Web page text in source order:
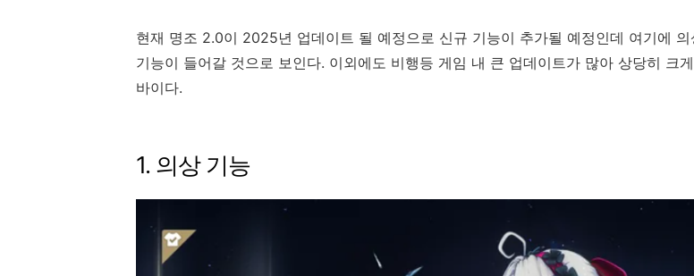
현재 명조 2.0이 2025년 업데이트 될 예정으로 신규 기능이 추가될 예정인데 여기에 의
기능이 들어갈 것으로 보인다. 이외에도 비행등 게임 내 큰 업데이트가 많아 상당히 크
바이다.
1. 의상 기능